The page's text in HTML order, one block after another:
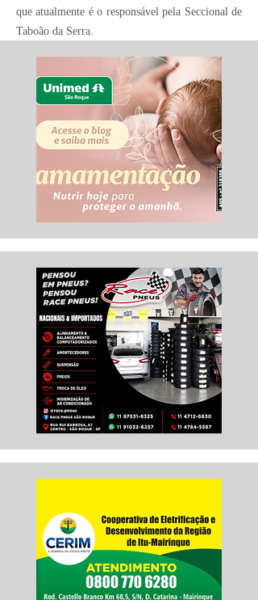
que atualmente é o responsável pela Seccional de
Taboão da Serra.